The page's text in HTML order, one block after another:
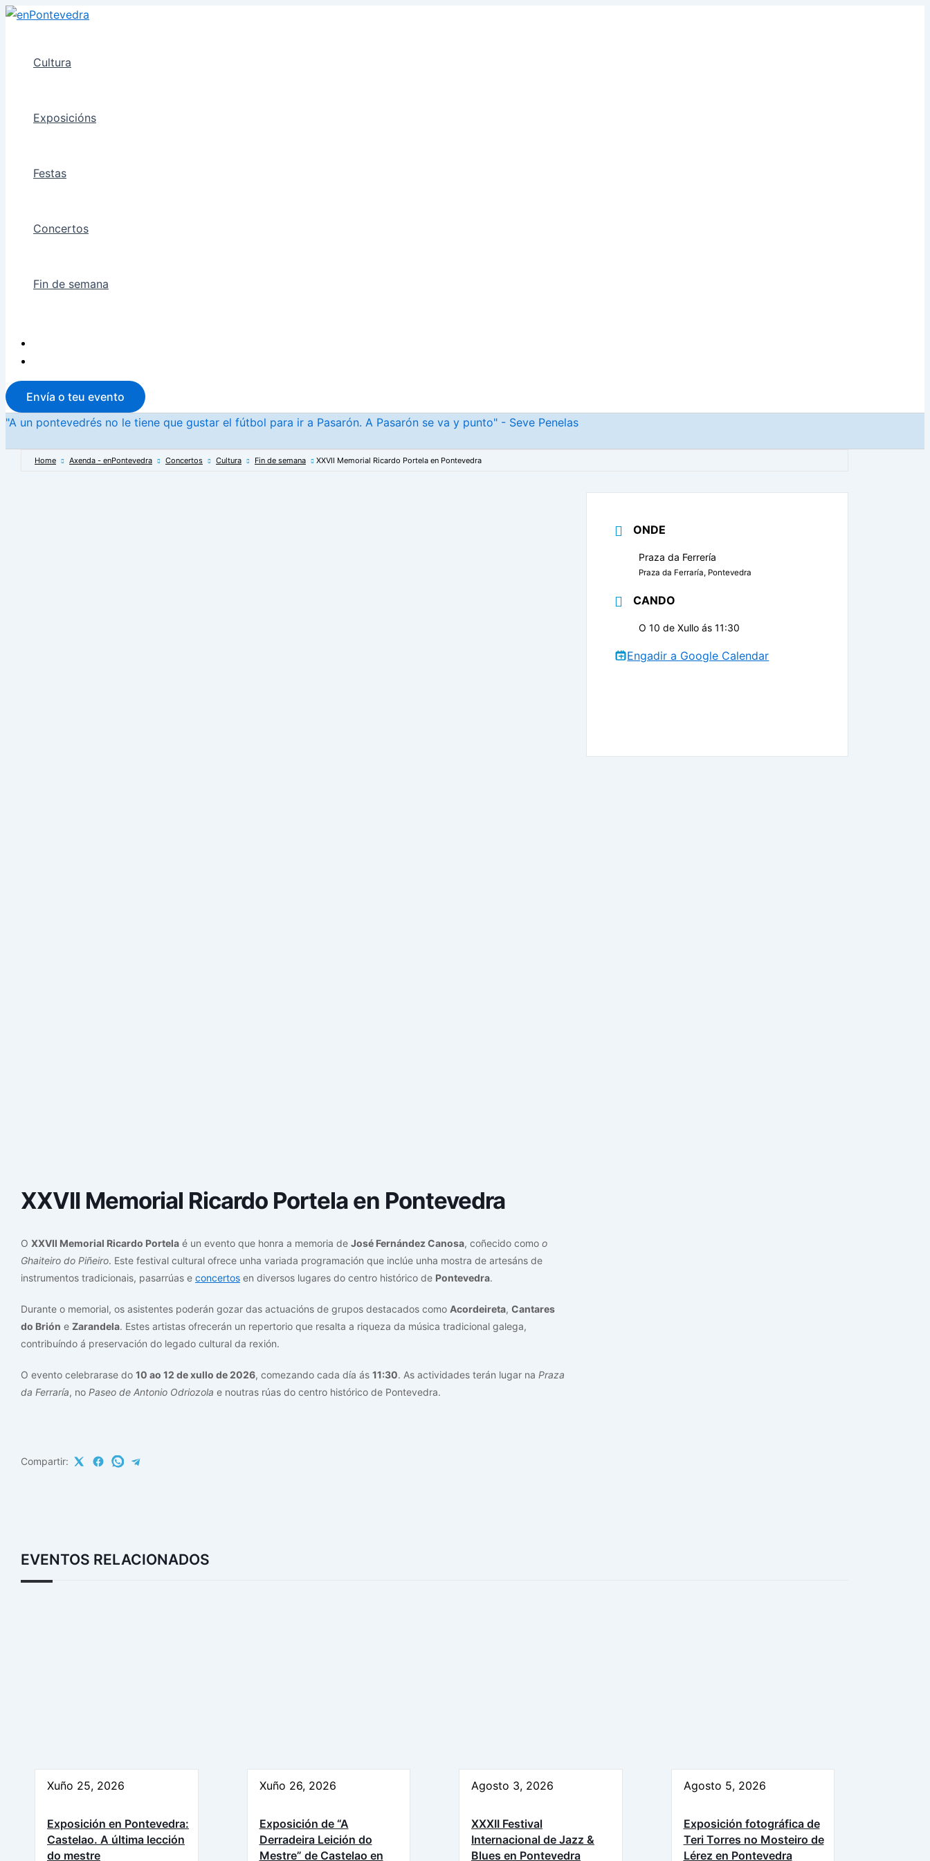
Ir
Cultura
Exposicións
Festas
Concertos
Fin de semana
Envía o teu evento
"A un pontevedrés no le tiene que gustar el fútbol para ir a Pasarón. A Pasarón se va y punto" - Seve Penelas
Home Axenda - enPontevedra Concertos Cultura Fin de semana XXVII Memorial Ricardo Portela en Pontevedra
XXVII Memorial Ricardo Portela en Pontevedra
O XXVII Memorial Ricardo Portela é un evento que honra a memoria de José Fernández Canosa, coñecido como o
Ghaiteiro do Piñeiro. Este festival cultural ofrece unha variada programación que inclúe unha mostra de artesáns de
instrumentos tradicionais, pasarrúas e concertos en diversos lugares do centro histórico de Pontevedra.
Durante o memorial, os asistentes poderán gozar das actuacións de grupos destacados como Acordeireta, Cantares
do Brión e Zarandela. Estes artistas ofrecerán un repertorio que resalta a riqueza da música tradicional galega,
contribuíndo á preservación do legado cultural da rexión.
O evento celebrarase do 10 ao 12 de xullo de 2026, comezando cada día ás 11:30. As actividades terán lugar na Praza
da Ferraría, no Paseo de Antonio Odriozola e noutras rúas do centro histórico de Pontevedra.
Compartir:
ONDE
Praza da Ferrería
Praza da Ferraría, Pontevedra
CANDO
O 10 de Xullo ás 11:30
Engadir a Google Calendar
EVENTOS RELACIONADOS
Xuño 25, 2026
Exposición en Pontevedra:
Castelao. A última lección
do mestre
Xuño 26, 2026
Exposición de “A
Derradeira Leición do
Mestre” de Castelao en
Agosto 3, 2026
XXXII Festival
Internacional de Jazz &
Blues en Pontevedra
Agosto 5, 2026
Exposición fotográfica de
Teri Torres no Mosteiro de
Lérez en Pontevedra